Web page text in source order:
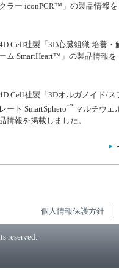
ラー iconPCR™」の製品情報を
Cell社製「3D心臓組織 培養・
ム SmartHeart™」の製品情報を
Cell社製「3Dオルガノイド/ス
ート SmartSphero™ マルチウェ
情報を掲載しました。
個人情報保護方針
reserved.